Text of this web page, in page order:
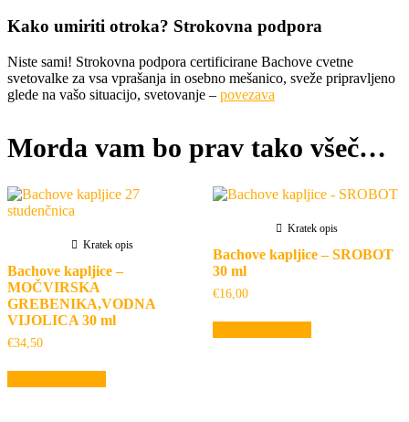
Kako umiriti otroka? Strokovna podpora
Niste sami! Strokovna podpora certificirane Bachove cvetne
svetovalke za vsa vprašanja in osebno mešanico, sveže pripravljeno
glede na vašo situacijo, svetovanje – povezava
Morda vam bo prav tako všeč…
Kratek opis
Bachove kapljice –
MOČVIRSKA
GREBENIKA,VODNA
VIJOLICA 30 ml
€34,50
Kratek opis
Bachove kapljice – SROBOT
30 ml
€16,00